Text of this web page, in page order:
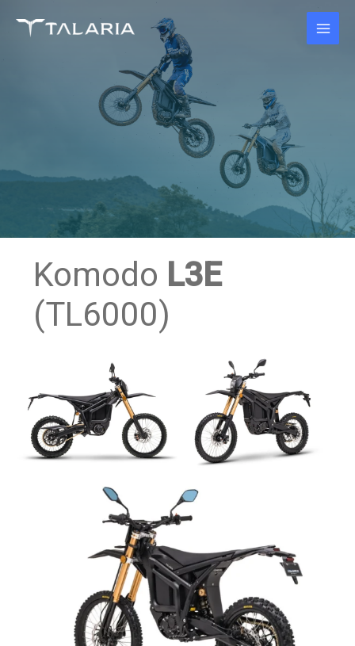
Komodo L3E
(TL6000)